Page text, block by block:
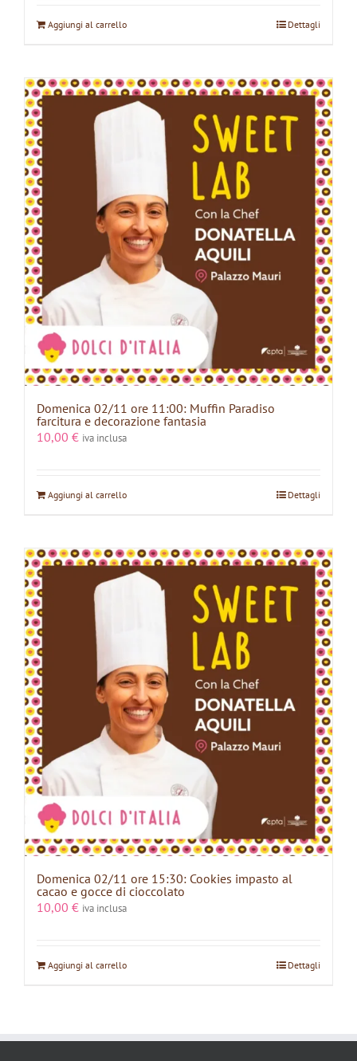
Aggiungi al carrello Dettagli
Domenica 02/11 ore 11:00: Muffin Paradiso
farcitura e decorazione fantasia
10,00 € iva inclusa
Aggiungi al carrello Dettagli
Domenica 02/11 ore 15:30: Cookies impasto al
cacao e gocce di cioccolato
10,00 € iva inclusa
Aggiungi al carrello Dettagli